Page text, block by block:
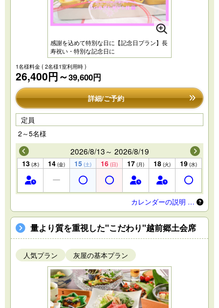
感謝を込めて特別な日に【記念日プラン】長
寿祝い・特別な記念日に
1名様料金( 2名様1室利用時 )
26,400円～39,600円
詳細/ご予約
定員
2～5名様
2026/8/13～ 2026/8/19
13 (木) 14 (金) 15 (土) 16 (日) 17 (月) 18 (火) 19 (水)
カレンダーの説明 …
量より質を重視した"こだわり"越前郷土会席
人気プラン 灰屋の基本プラン